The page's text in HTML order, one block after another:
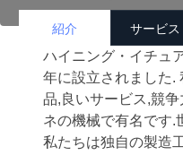
紹介 サービス
ハイニング・イチュ
年に設立されました.
品,良いサービス,競
ネの機械で有名です.
私たちは独自の製造